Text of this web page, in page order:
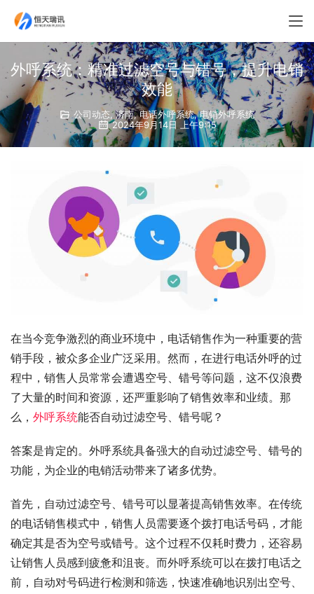
外呼系统：精准过滤空号与错号，提升电销
效能
公司动态,济南,电话外呼系统,电销外呼系统
2024年9月14日 上午9:15
在当今竞争激烈的商业环境中，电话销售作为一种重要的营
销手段，被众多企业广泛采用。然而，在进行电话外呼的过
程中，销售人员常常会遭遇空号、错号等问题，这不仅浪费
了大量的时间和资源，还严重影响了销售效率和业绩。那
么， 外呼系统能否自动过滤空号、错号呢？
答案是肯定的。外呼系统具备强大的自动过滤空号、错号的
功能，为企业的电销活动带来了诸多优势。
首先，自动过滤空号、错号可以显著提高销售效率。在传统
的电话销售模式中，销售人员需要逐个拨打电话号码，才能
确定其是否为空号或错号。这个过程不仅耗时费力，还容易
让销售人员感到疲惫和沮丧。而外呼系统可以在拨打电话之
前，自动对号码进行检测和筛选，快速准确地识别出空号、